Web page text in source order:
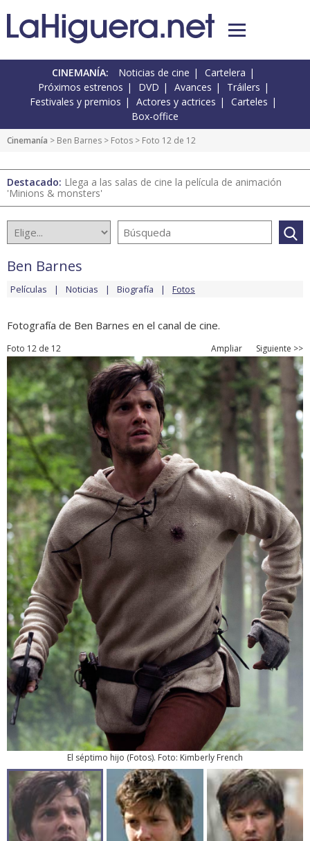
CINEMANÍA: Noticias de cine
Cartelera
Próximos estrenos
DVD Avances
Tráilers
Festivales y premios
Actores y actrices
Carteles
Box-office
Cinemanía > Ben Barnes > Fotos > Foto 12 de 12
Destacado: Llega a las salas de cine la película de animación
'Minions & monsters'
Ben Barnes
Películas Noticias Biografía Fotos
Fotografía de Ben Barnes en el canal de cine.
Foto 12 de 12 Ampliar Siguiente >>
El séptimo hijo (Fotos). Foto: Kimberly French